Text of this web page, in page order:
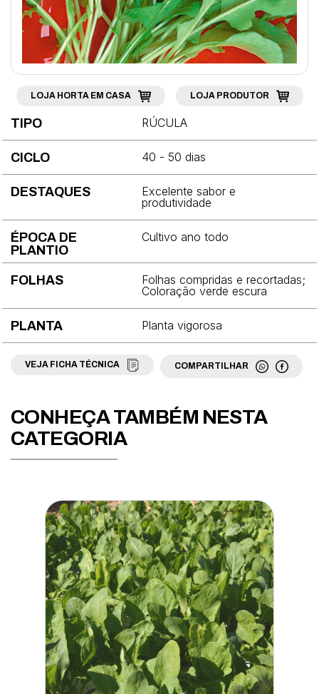
Cebola
Cebolinha
Chicória
Coentro
Couve
Couve-chinesa
Couve-flor
Couve-rábano
Ervilha
Fava
Feijão
Jiló
Mamão
Maxixe
Melancia
Melão
Moranga
Mostarda
Pepino
LOJA HORTA EM CASA LOJA PRODUTOR
TIPO RÚCULA
CICLO 40 - 50 dias
DESTAQUES
Excelente sabor e
produtividade
ÉPOCA DE
PLANTIO
Cultivo ano todo
FOLHAS
Folhas compridas e recortadas;
Coloração verde escura
PLANTA Planta vigorosa
VEJA FICHA TÉCNICA COMPARTILHAR
CONHEÇA TAMBÉM NESTA
CATEGORIA